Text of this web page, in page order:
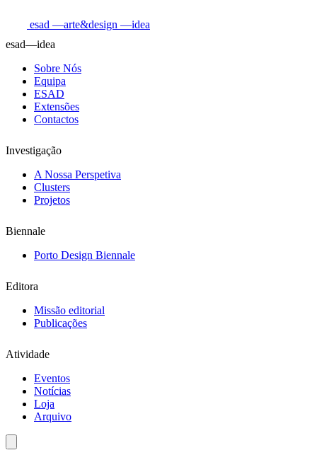
esad —arte&design —idea
esad—idea
Sobre Nós
Equipa
ESAD
Extensões
Contactos
Investigação
A Nossa Perspetiva
Clusters
Projetos
Biennale
Porto Design Biennale
Editora
Missão editorial
Publicações
Atividade
Eventos
Notícias
Loja
Arquivo